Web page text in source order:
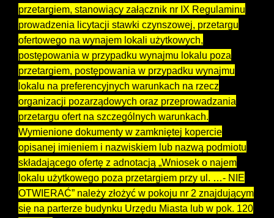
przetargiem, stanowiący załącznik nr IX Regulaminu
prowadzenia licytacji stawki czynszowej, przetargu
ofertowego na wynajem lokali użytkowych,
postępowania w przypadku wynajmu lokalu poza
przetargiem, postępowania w przypadku wynajmu
lokalu na preferencyjnych warunkach na rzecz
organizacji pozarządowych oraz przeprowadzania
przetargu ofert na szczególnych warunkach.
Wymienione dokumenty w zamkniętej kopercie
opisanej imieniem i nazwiskiem lub nazwą podmiotu
składającego ofertę z adnotacją „Wniosek o najem
lokalu użytkowego poza przetargiem przy ul. …- NIE
OTWIERAĆ” należy złożyć w pokoju nr 2 znajdującym
się na parterze budynku Urzędu Miasta lub w pok. 120